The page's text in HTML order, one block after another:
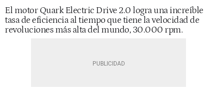
El motor Quark Electric Drive 2.0 logra una increíble
tasa de eficiencia al tiempo que tiene la velocidad de
revoluciones más alta del mundo, 30.000 rpm.